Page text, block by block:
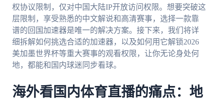
权协议限制，仅对中国大陆IP开放访问权限。想要突破这
层限制，享受熟悉的中文解说和高清赛事，选择一款靠
谱的回国加速器是唯一的解决方案。接下来，我们将详
细拆解如何挑选合适的加速器，以及如何用它解锁2026
美加墨世界杯等重大赛事的观看权限，让你无论身处何
地，都能和国内球迷同步看球。
海外看国内体育直播的痛点：地